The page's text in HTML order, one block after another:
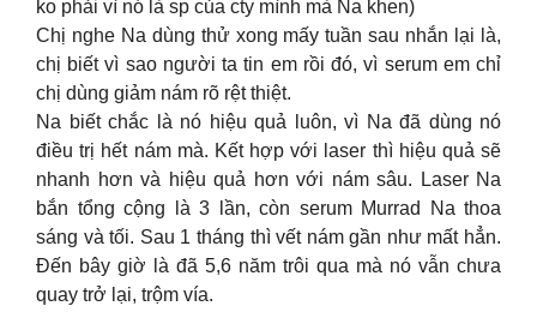
ko phải vì nó là sp của cty mình mà Na khen)
Chị nghe Na dùng thử xong mấy tuần sau nhắn lại là,
chị biết vì sao người ta tin em rồi đó, vì serum em chỉ
chị dùng giảm nám rõ rệt thiệt.
Na biết chắc là nó hiệu quả luôn, vì Na đã dùng nó
điều trị hết nám mà. Kết hợp với laser thì hiệu quả sẽ
nhanh hơn và hiệu quả hơn với nám sâu. Laser Na
bắn tổng cộng là 3 lần, còn serum Murrad Na thoa
sáng và tối. Sau 1 tháng thì vết nám gần như mất hẳn.
Đến bây giờ là đã 5,6 năm trôi qua mà nó vẫn chưa
quay trở lại, trộm vía.